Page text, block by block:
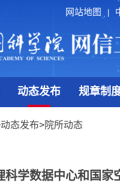
网站地图
动态发布 规章制
动态发布>院所动态
科学数据中心和国家